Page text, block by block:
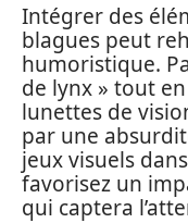
Intégrer des
blagues peut
humoristique.
de lynx » tout
lunettes de
par une
jeux visuels
favorisez un
qui captera